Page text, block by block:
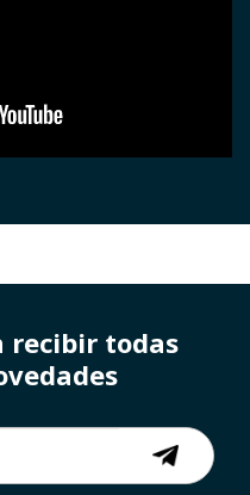
recibir todas